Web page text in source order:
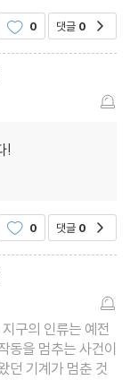
0 댓글 0
!
0 댓글 0
구의 인류는 예전
동을 멈추는 사건이
던 기계가 멈춘 것